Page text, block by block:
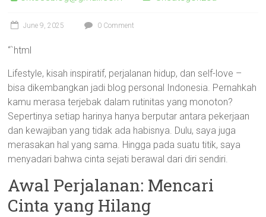
June 9, 2025 0 Comment
“`html
Lifestyle, kisah inspiratif, perjalanan hidup, dan self-love –
bisa dikembangkan jadi blog personal Indonesia. Pernahkah
kamu merasa terjebak dalam rutinitas yang monoton?
Sepertinya setiap harinya hanya berputar antara pekerjaan
dan kewajiban yang tidak ada habisnya. Dulu, saya juga
merasakan hal yang sama. Hingga pada suatu titik, saya
menyadari bahwa cinta sejati berawal dari diri sendiri.
Awal Perjalanan: Mencari
Cinta yang Hilang